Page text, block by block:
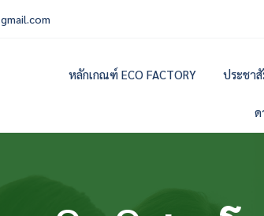
หลักเกณฑ์ ECO FACTORY ประชา
ด